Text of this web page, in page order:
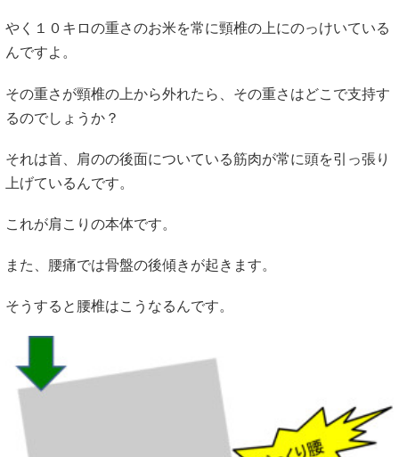
やく１０キロの重さのお米を常に頸椎の上にのっけいている
んですよ。
その重さが頸椎の上から外れたら、その重さはどこで支持す
るのでしょうか？
それは首、肩のの後面についている筋肉が常に頭を引っ張り
上げているんです。
これが肩こりの本体です。
また、腰痛では骨盤の後傾きが起きます。
そうすると腰椎はこうなるんです。